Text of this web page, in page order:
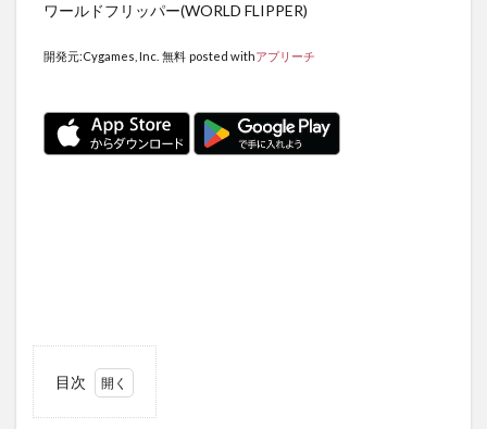
ワールドフリッパー(WORLD FLIPPER)
開発元:Cygames, Inc. 無料 posted withアプリーチ
目次